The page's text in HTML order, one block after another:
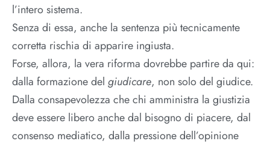
l’intero sistema.
Senza di essa, anche la sentenza più tecnicamente
corretta rischia di apparire ingiusta.
Forse, allora, la vera riforma dovrebbe partire da qui:
dalla formazione del giudicare, non solo del giudice.
Dalla consapevolezza che chi amministra la giustizia
deve essere libero anche dal bisogno di piacere, dal
consenso mediatico, dalla pressione dell’opinione